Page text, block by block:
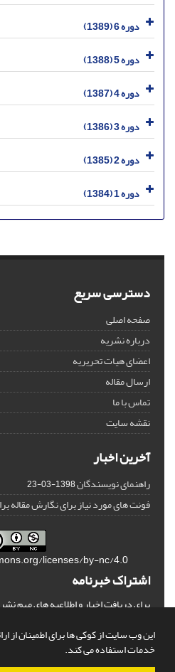
این وب سایت از کوکی ها برای اطمینان از
خدمات استفاده می کند.
دوره 6 (1389)
دوره 5 (1388)
دوره 4 (1387)
دوره 3 (1386)
دوره 2 (1385)
دوره 1 (1384)
دسترسی سریع
صفحه اصلی
درباره نشریه
اعضای هیات تحریریه
ارسال مقاله
تماس با ما
نقشه سایت
آخرین اخبار
راهنمای نویسندگان1398-03-23
فونت های مورد نیاز برای نگارش مقاله
licenses/by-nc/4.0/
اشتراک خبرنامه
برای دریافت اخبار و اطلاعیه های مهم